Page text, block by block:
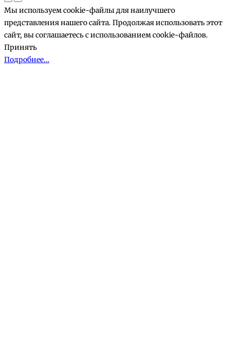
Мы используем cookie-файлы для наилучшего
представления нашего сайта. Продолжая использовать этот
сайт, вы соглашаетесь с использованием cookie-файлов.
Принять
Подробнее…